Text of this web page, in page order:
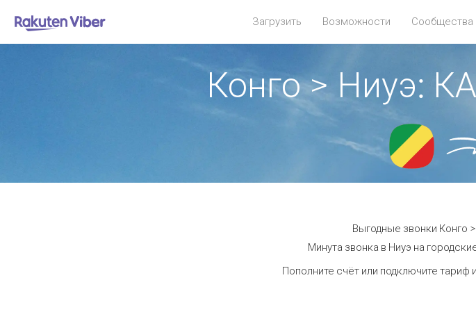
Загрузить Возможности Сообщества
Конго > Ниуэ:
Выгодные звонки Конго
Минута звонка в Ниуэ на
Пополните счёт или подключите